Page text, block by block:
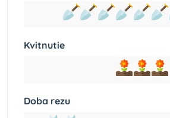
Kvitnutie
Doba rezu